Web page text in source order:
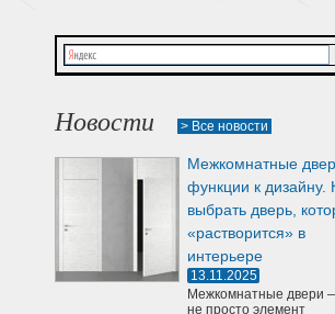
Новости > Все новости
Межкомнатные
функции к дизайну.
выбрать дверь,
«растворится» в
интерьере
13.11.2025
Межкомнатные двери
не просто элемент